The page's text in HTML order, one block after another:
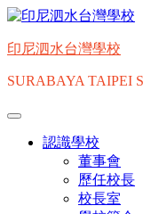
Skip
content
印尼泗水台灣學校
SURABAYA TAIPEI
認識學校
董事會
歷任校長
校長室